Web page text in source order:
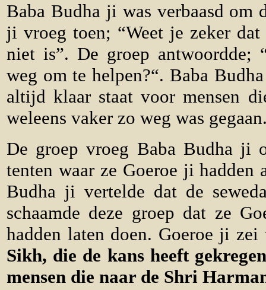
Baba Budha ji was verbaasd om
ji vroeg toen; “Weet je zeker
niet is”. De groep antwoordde;
weg om te helpen?“. Baba
altijd klaar staat voor mensen
weleens vaker zo weg was
De groep vroeg Baba Budha ji
tenten waar ze Goeroe ji hadden
Budha ji vertelde dat de
schaamde deze groep dat ze
hadden laten doen. Goeroe ji
Sikh, die de kans heeft
mensen die naar de Shri